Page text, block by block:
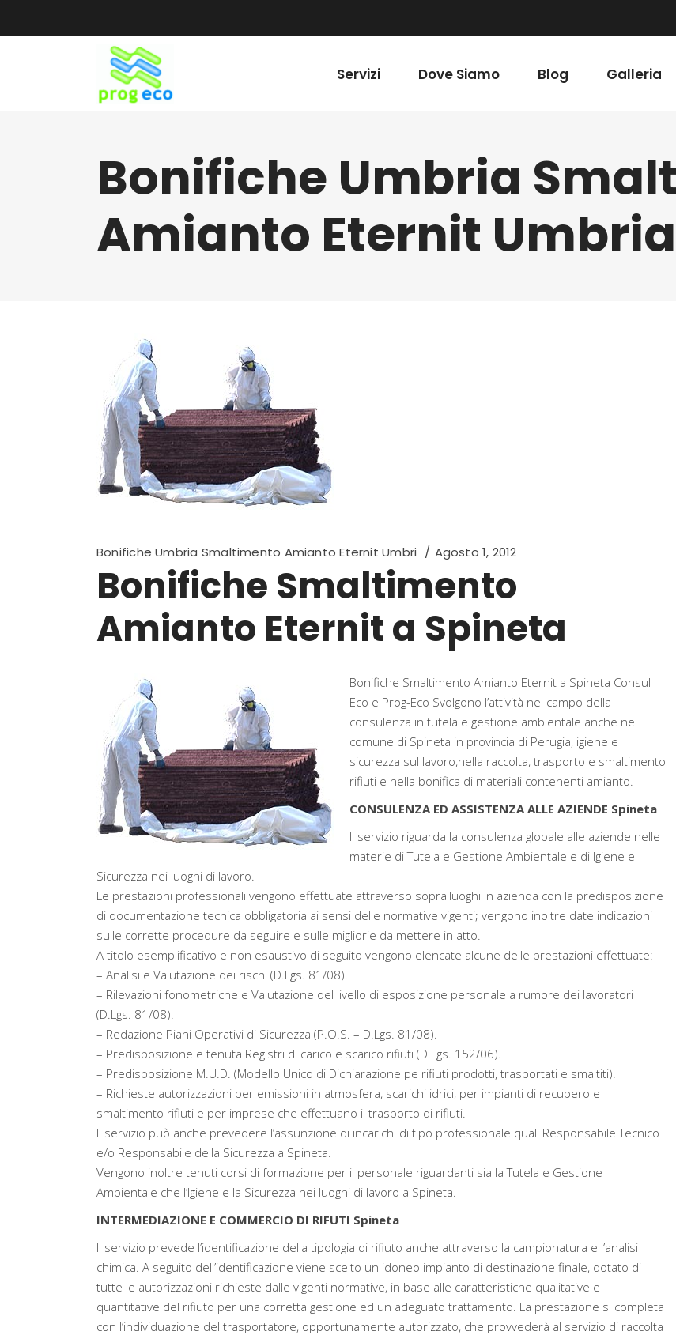
Servizi Dove Siamo Blog Galleria
Bonifiche Umbria
Amianto Eternit Umbria
Bonifiche Umbria Smaltimento Amianto Eternit Umbri Agosto 1, 2012
Bonifiche Smaltimento
Amianto Eternit a Spineta
Bonifiche Smaltimento Amianto Eternit a Spineta Consul-
Eco e Prog-Eco Svolgono l’attività nel campo della
consulenza in tutela e gestione ambientale anche nel
comune di Spineta in provincia di Perugia, igiene e
sicurezza sul lavoro,nella raccolta, trasporto e smaltimento
rifiuti e nella bonifica di materiali contenenti amianto.
CONSULENZA ED ASSISTENZA ALLE AZIENDE Spineta
Il servizio riguarda la consulenza globale alle aziende nelle
materie di Tutela e Gestione Ambientale e di Igiene e
Sicurezza nei luoghi di lavoro.
Le prestazioni professionali vengono effettuate attraverso sopralluoghi in azienda con la predisposizione
di documentazione tecnica obbligatoria ai sensi delle normative vigenti; vengono inoltre date indicazioni
sulle corrette procedure da seguire e sulle migliorie da mettere in atto.
A titolo esemplificativo e non esaustivo di seguito vengono elencate alcune delle prestazioni effettuate:
– Analisi e Valutazione dei rischi (D.Lgs. 81/08).
– Rilevazioni fonometriche e Valutazione del livello di esposizione personale a rumore dei lavoratori
(D.Lgs. 81/08).
– Redazione Piani Operativi di Sicurezza (P.O.S. – D.Lgs. 81/08).
– Predisposizione e tenuta Registri di carico e scarico rifiuti (D.Lgs. 152/06).
– Predisposizione M.U.D. (Modello Unico di Dichiarazione pe rifiuti prodotti, trasportati e smaltiti).
– Richieste autorizzazioni per emissioni in atmosfera, scarichi idrici, per impianti di recupero e
smaltimento rifiuti e per imprese che effettuano il trasporto di rifiuti.
Il servizio può anche prevedere l’assunzione di incarichi di tipo professionale quali Responsabile Tecnico
e/o Responsabile della Sicurezza a Spineta.
Vengono inoltre tenuti corsi di formazione per il personale riguardanti sia la Tutela e Gestione
Ambientale che l’Igiene e la Sicurezza nei luoghi di lavoro a Spineta.
INTERMEDIAZIONE E COMMERCIO DI RIFUTI Spineta
Il servizio prevede l’identificazione della tipologia di rifiuto anche attraverso la campionatura e l’analisi
chimica. A seguito dell’identificazione viene scelto un idoneo impianto di destinazione finale, dotato di
tutte le autorizzazioni richieste dalle vigenti normative, in base alle caratteristiche qualitative e
quantitative del rifiuto per una corretta gestione ed un adeguato trattamento. La prestazione si completa
con l’individuazione del trasportatore, opportunamente autorizzato, che provvederà al servizio di raccolta